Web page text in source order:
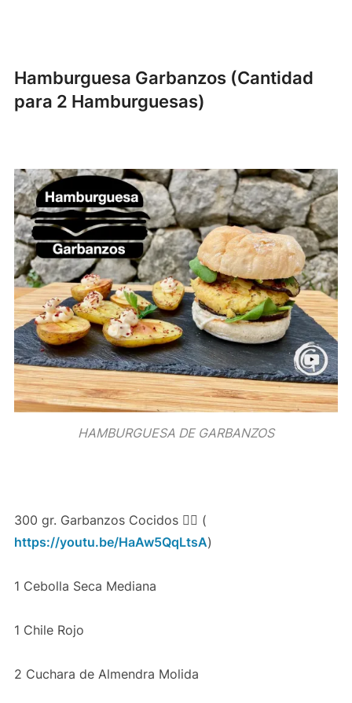
Hamburguesa Garbanzos (Cantidad
para 2 Hamburguesas)
HAMBURGUESA DE GARBANZOS
300 gr. Garbanzos Cocidos 👉🏻 (
https://youtu.be/HaAw5QqLtsA)
1 Cebolla Seca Mediana
1 Chile Rojo
2 Cuchara de Almendra Molida